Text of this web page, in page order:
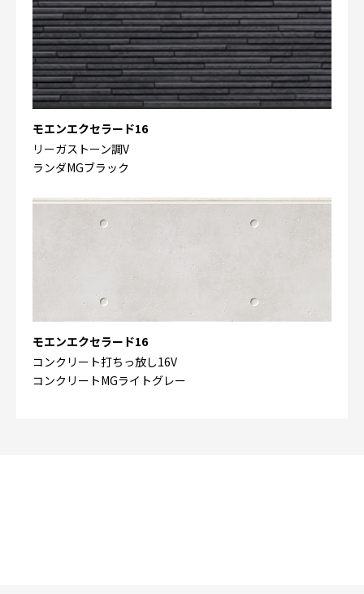
モエンエクセラード16
リーガストーン調V
ランダMGブラック
モエンエクセラード16
コンクリート打ちっ放し16V
コンクリートMGライトグレー